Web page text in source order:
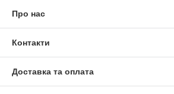
Про нас
Контакти
Доставка та оплата